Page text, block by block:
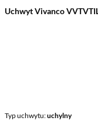
Uchwyt Vivanco
Typ uchwytu uchylny